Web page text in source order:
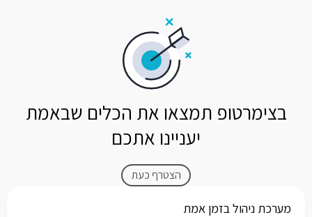
בצימרטופ תמצאו את הכלים שבאמת
יעניינו אתכם
הצטרף כעת
מערכת ניהול בזמן אמת